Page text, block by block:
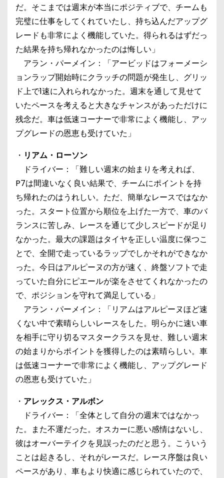
だ。そこまでは週末が本当にポジティブで、チームも
完璧に仕事をしてくれていたし、持ち込んだアップグ
レードも非常によく機能していた。得られるはずだっ
た結果を持ち帰れなかったのは悔しい」
アラン・パーメイン：「アービッドはフォーメーシ
ョンラップ開始時にクラッチの問題が発生し、グリッ
ド上で1速に入れられなかった。週末を通して見せて
いたペースを考えると大きなチャンスがあっただけに
残念だ。車は低速コーナーで非常によく機能し、アッ
プグレードの恩恵も受けていた」
・ リアム・ローソン
ドライバー：「難しい週末の始まりを考えれば、
P7は間違いなく良い結果で、チームにポイントを持
ち帰れたのはうれしい。ただ、簡単なレースではなか
った。スタート位置から順位を上げた一方で、車のバ
ランスに苦しみ、レースを通じて少しスピードが足り
なかった。最大の課題はタイヤを正しい温度に保つこ
とで、全開で走っているラップでしかそれができなか
った。今日はアルピーヌの方が速く、終盤ソフトで走
っていた自分にピエールが楽をさせてくれなかったの
で、ポジションを守れて満足している」
アラン・パーメイン：「リアムはアルピーヌほど速
くない中で素晴らしいレースをした。明らかに速い車
を相手に守り切るマスタークラスを見せ、難しい週末
の始まりからポイントを獲得したのは素晴らしい。車
は低速コーナーで非常によく機能し、アップグレード
の恩恵も受けていた」
・ アレックス・アルボン
ドライバー：「全体として自分の週末ではなかっ
た。また不運だった。オスカーに悪い感情はないし、
彼はオーバーテイクを見誤ったのだと思う。こういう
ことは起きるし、それがレースだ。レース序盤は良い
ペースがあり、車もより快適に感じられていたので、